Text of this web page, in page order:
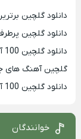
دانلود گلچین
دانلود گلچین
دانلود گلچین 100 آهنگ برتر دهه 90
گلچین آهنگ های
دانلود گلچین 100 آهنگ معروف دهه 80
خوانندگان